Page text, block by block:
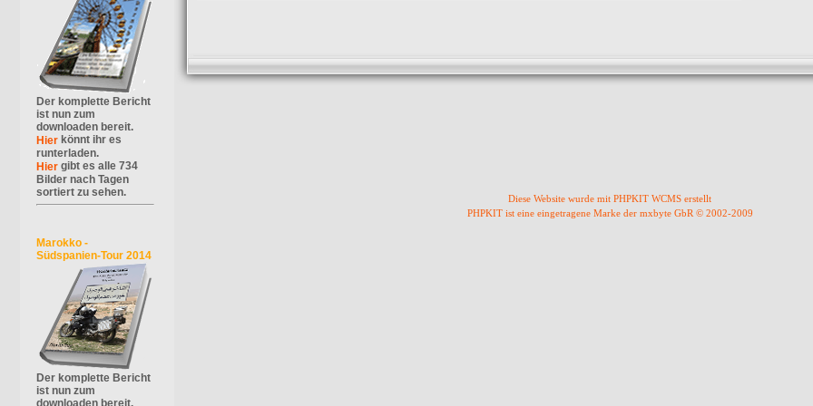
Der komplette Bericht
ist nun zum
downloaden bereit.
Hier könnt ihr es
runterladen.
Hier gibt es alle 734
Bilder nach Tagen
sortiert zu sehen.
Marokko -
Südspanien-Tour 2014
Der komplette Bericht
ist nun zum
downloaden bereit.
Diese Website wurde mit PHPKIT WCMS erstellt
PHPKIT ist eine eingetragene Marke der mxbyte GbR © 2002-2009